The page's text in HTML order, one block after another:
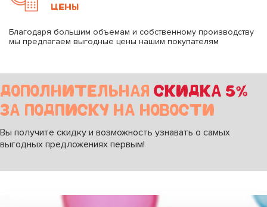
ЦЕНЫ
Благодаря большим объемам и собственному производству
мы предлагаем выгодные цены нашим покупателям
ДОПОЛНИТЕЛЬНАЯ СКИДКА 5%
ЗА ПОДПИСКУ НА НОВОСТИ
Вы получите скидку и возможность узнавать о самых
выгодных предложениях первым!